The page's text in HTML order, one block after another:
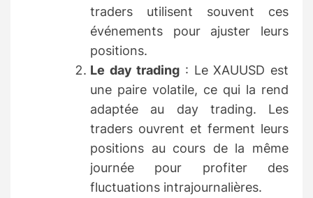
traders utilisent souvent ces
événements pour ajuster leurs
positions.
Le day trading : Le XAUUSD est
une paire volatile, ce qui la rend
adaptée au day trading. Les
traders ouvrent et ferment leurs
positions au cours de la même
journée pour profiter des
fluctuations intrajournalières.